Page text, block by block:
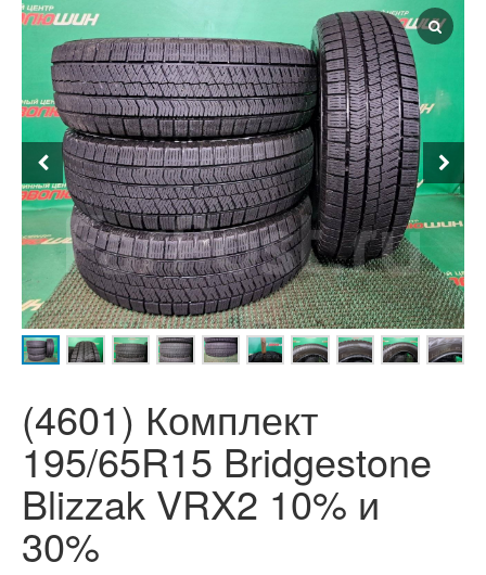
(4601) Комплект
195/65R15 Bridgestone
Blizzak VRX2 10% и
30%